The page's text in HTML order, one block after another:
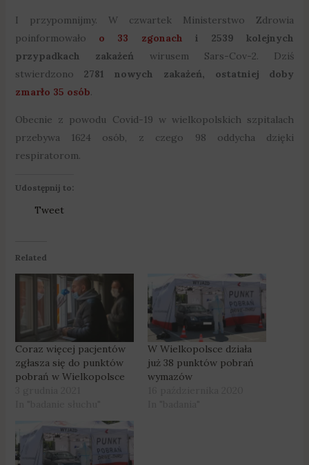
I przypomnijmy. W czwartek Ministerstwo Zdrowia
poinformowało o 33 zgonach i 2539 kolejnych
przypadkach zakażeń wirusem Sars-Cov-2. Dziś
stwierdzono 2781 nowych zakażeń, ostatniej doby
zmarło 35 osób.
Obecnie z powodu Covid-19 w wielkopolskich szpitalach
przebywa 1624 osób, z czego 98 oddycha dzięki
respiratorom.
Udostępnij to:
Tweet
Related
Coraz więcej pacjentów
zgłasza się do punktów
pobrań w Wielkopolsce
W Wielkopolsce działa
już 38 punktów pobrań
wymazów